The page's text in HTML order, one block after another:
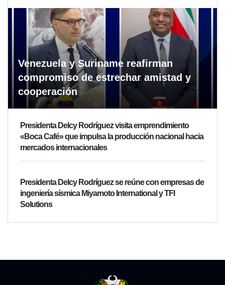
Venezuela y Suriname reafirman
compromiso de estrechar amistad y
cooperación
Presidenta Delcy Rodríguez visita emprendimiento
«Boca Café» que impulsa la producción nacional hacia
mercados internacionales
Presidenta Delcy Rodríguez se reúne con empresas de
ingeniería sísmica Miyamoto International y TFI
Solutions